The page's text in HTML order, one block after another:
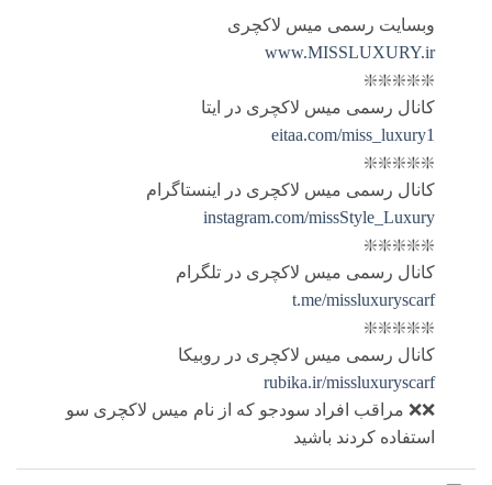
وبسایت رسمی میس لاکچری
www.MISSLUXURY.ir
❇️❇️❇️❇️❇️
کانال رسمی میس لاکچری در ایتا
eitaa.com/miss_luxury1
❇️❇️❇️❇️❇️
کانال رسمی میس لاکچری در اینستاگرام
instagram.com/missStyle_Luxury
❇️❇️❇️❇️❇️
کانال رسمی میس لاکچری در تلگرام
t.me/missluxuryscarf
❇️❇️❇️❇️❇️
کانال رسمی میس لاکچری در روبیکا
rubika.ir/missluxuryscarf
❌❌ مراقب افراد سودجو که از نام میس لاکچری سو
استفاده کردند باشید